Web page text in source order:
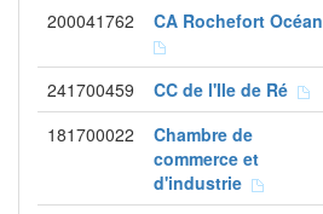
200041762 CA Rochefort Océan
241700459 CC de l'Ile de Ré
181700022
Chambre de
commerce et
d'industrie